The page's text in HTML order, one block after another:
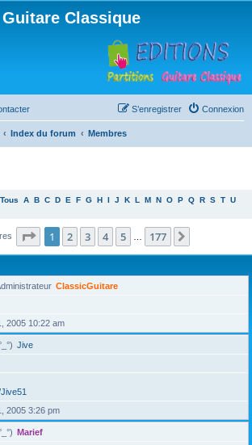
Guitare Classique
Connexion
S’enregistrer
Index du forum Membres
Tous A B C D E F G H I J K L M N O P Q R S T U
Page 1sur177
1 2 3 4 5 177
ClassicGuitare
2005 10:22 am
Jive
2005 3:26 pm
Marief